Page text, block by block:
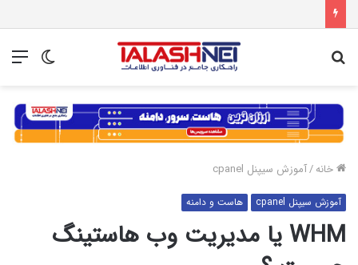
تغییر
خانه/آموزش سیپنل cpanel
آموزش سیپنل cpanel هاست و دامنه
WHM یا مدیریت وب هاستینگ